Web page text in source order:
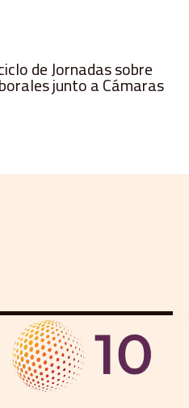
de Jornadas sobre
junto a Cámaras